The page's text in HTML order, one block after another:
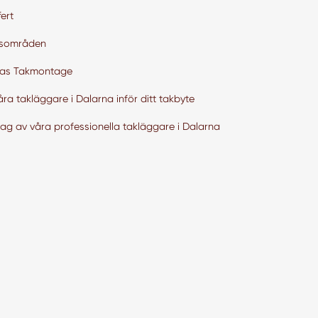
Takmontage
takläggare i Dalarna inför ditt takbyte
av våra professionella takläggare i Dalarna